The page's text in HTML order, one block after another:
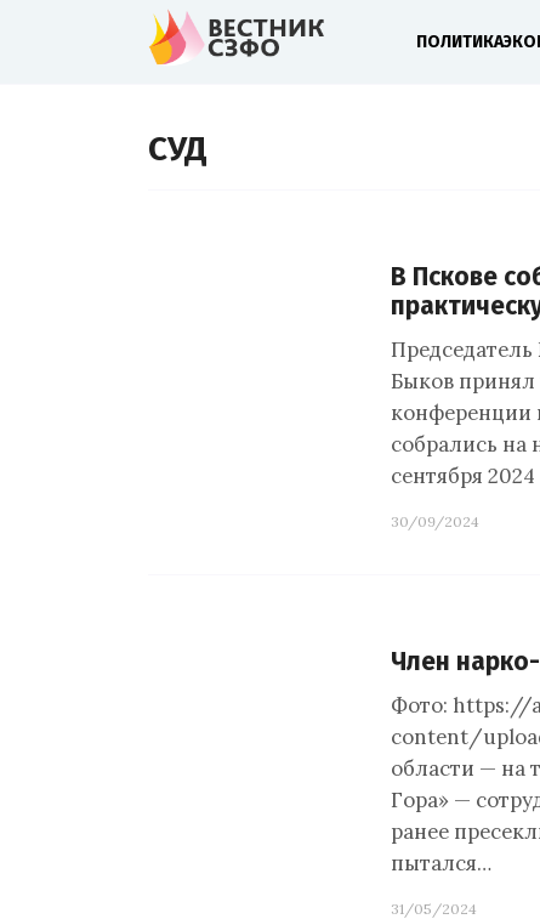
ПОЛИТИКА
СУД
В Пскове
Быков принял
конференции
собрались на
сентября
30/09/2024
Член
Фото: https://
content/
области — на
Гора» —
ранее
пытался…
31/05/2024